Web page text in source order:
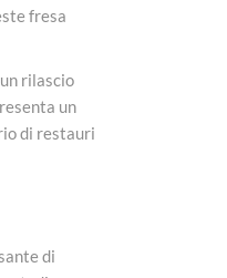
fresa
rilascio
un
di restauri
di